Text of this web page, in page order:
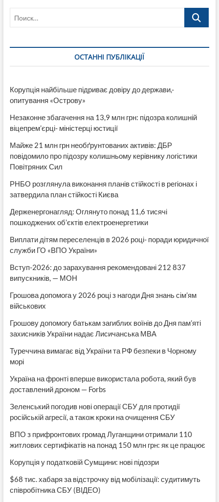
нардепу
Кузнєцову
затриманому
Поиск…
ОСТАННІ ПУБЛІКАЦІЇ
Корупція найбільше підриває довіру до держави,-
опитування «Острову»
Незаконне збагачення на 13,9 млн грн: підозра колишній
віцепрем’єрці- міністерці юстиції
Майже 21 млн грн необґрунтованих активів: ДБР
повідомило про підозру колишньому керівнику логістики
Повітряних Сил
РНБО розглянула виконання планів стійкості в регіонах і
затвердила план стійкості Києва
Держенергонагляд: Оглянуто понад 11,6 тисячі
пошкоджених об’єктів електроенергетики
Виплати дітям переселенців в 2026 році- поради юридичної
служби ГО «ВПО України»
Вступ-2026: до зарахування рекомендовані 212 837
випускників, — МОН
Грошова допомога у 2026 році з нагоди Дня знань сім’ям
військових
Грошову допомогу батькам загиблих воїнів до Дня пам’яті
захисників України надає Лисичанська МВА
Туреччина вимагає від України та РФ безпеки в Чорному
морі
Україна на фронті вперше використала робота, який був
доставлений дроном — Forbs
Зеленський погодив нові операції СБУ для протидії
російській агресії, а також кроки на очищення СБУ
ВПО з прифронтових громад Луганщини отримали 110
житлових сертифікатів на понад 150 млн грн: як це працює
Корупція у податковій Сумщини: нові підозри
$68 тис. хабаря за відстрочку від мобілізації: судитимуть
співробітника СБУ (ВІДЕО)